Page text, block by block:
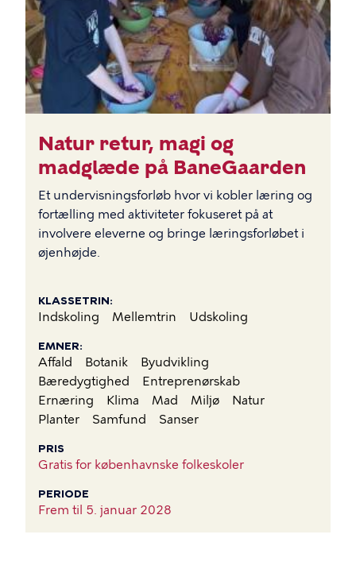
Natur retur, magi og
madglæde på BaneGaarden
Et undervisningsforløb hvor vi kobler læring og
fortælling med aktiviteter fokuseret på at
involvere eleverne og bringe læringsforløbet i
øjenhøjde.
KLASSETRIN
Indskoling Mellemtrin Udskoling
EMNER
Affald Botanik
Byudvikling
Bæredygtighed
Entreprenørskab
Ernæring
Klima Mad Miljø
Natur
Planter
Samfund Sanser
PRIS
Gratis for københavnske folkeskoler
PERIODE
Frem til 5. januar 2028